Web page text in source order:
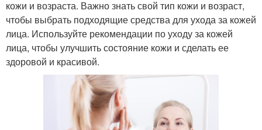
кожи и возраста. Важно знать свой тип кожи и возраст,
чтобы выбрать подходящие средства для ухода за кожей
лица. Используйте рекомендации по уходу за кожей
лица, чтобы улучшить состояние кожи и сделать ее
здоровой и красивой.